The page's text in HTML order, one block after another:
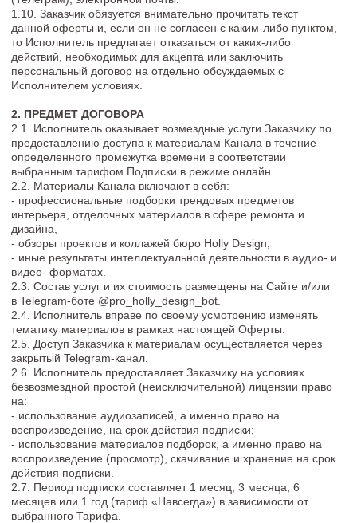
3. СРОК ОКАЗАНИЯ УСЛУГИ И ДЕЙСТВИЯ ДОГОВОРА
3.1. Договор считается заключенным с момента поступления
денежных средств Заказчика в качестве оплаты в полном
объеме за выбранную Услугу на расчетный счет
Исполнителя и действует до момента исполнения
Сторонами своих обязательств.
3.2. В случае если Заказчик не получает Услугу
оказанной надлежащим образом и полностью.
3.3. Услуги, для которых не установлены сроки оказания,
считаются оказанными с момента открытия Исполнителем
Заказчику доступа к материалам Курса.
3.4. Заказчик не вправе в одностороннем порядке требовать
оказания услуг в иные, нежели указанные в соответствующем
разделе сайта сроки.
3.5. Настоящий Договор является актом об оказании услуги.
Услуги считаются оказанными с надлежащим качеством по
истечении сроков, указанных в п. 2.7, настоящего Договора, и
оказанными в срок при отсутствии в письменном виде
претензий Заказчика.
4. УСЛОВИЯ И ПОРЯДОК ОКАЗАНИЯ УСЛУГ
4.1. Для получения доступа к Каналу Заказчик выбирает один
из предложенных тарифов путем нажатия соответствующей
кнопки.
4.2. Заказчик заполняет форму, в которой указывает:
- имя;
- фамилия;
4.3. С момента полной оплаты услуг Заказчиком (сроки и
способы указаны в соответствующем разделе Договора),
Исполнитель направляет Заказчику письмо на электронную
почту и гиперссылку в Telegram-боте @pro_holly_design_bot ,
которая ведет к закрытому Каналу (группе) в мессенджере
Telegram.
Доступ к Каналу в случае приобретения подписки
впервые
4.4. Доступ к Подписке открывается после полной оплаты и
перехода по ссылке, которую направляет Исполнитель в
соответствии с п.4.3. настоящего Договора.
4.5. Доступ к Подписке закрывается по истечении
оплаченного периода Подписки в 23:59 по московскому
времени последнего дня доступа.
4.6. После того, как Заказчику открывается доступ по
подписке к Каналу, Заказчик получает доступ ко всем
материалам, которые есть на момент оплаты в Канале.
Продление подписки на Канал
4.7. Заказчик вправе продлевать Подписку путем оплаты